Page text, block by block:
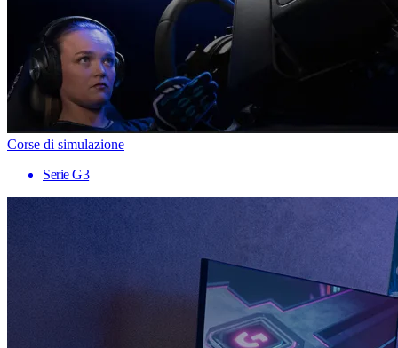
Corse di simulazione
Serie G3